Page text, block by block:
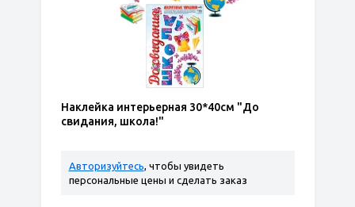
Наклейка интерьерная 30*40см "До
свидания, школа!"
Авторизуйтесь, чтобы увидеть
персональные цены и сделать заказ